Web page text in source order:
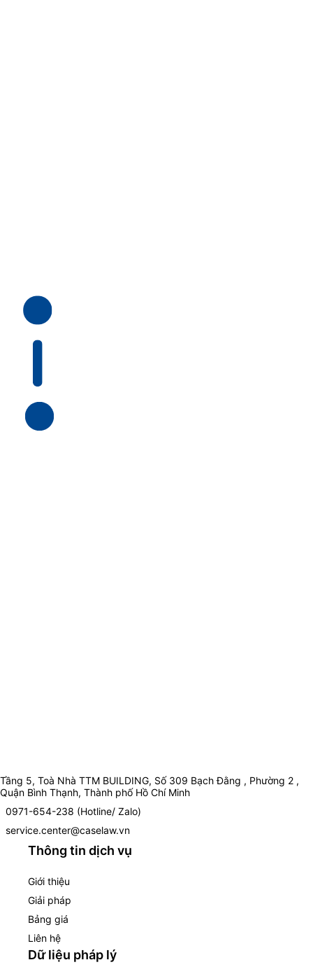
Tầng 5, Toà Nhà TTM BUILDING, Số 309 Bạch Đằng , Phường 2 ,
Quận Bình Thạnh, Thành phố Hồ Chí Minh
0971-654-238 (Hotline/ Zalo)
service.center@caselaw.vn
Thông tin dịch vụ
Giới thiệu
Giải pháp
Bảng giá
Liên hệ
Dữ liệu pháp lý